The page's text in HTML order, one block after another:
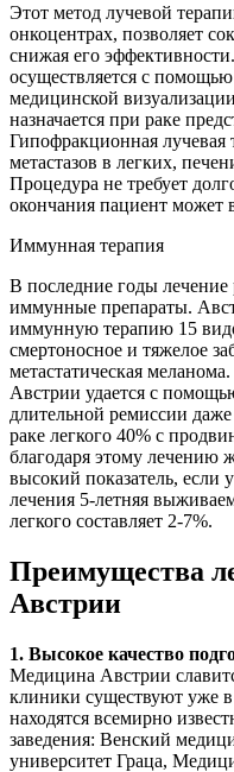
Этот метод лучевой
онкоцентрах, позволяет
снижая его
осуществляется с
медицинской
назначается при раке
Гипофракционная лучевая
метастазов в легких,
Процедура не требует
окончания пациент может
Иммунная терапия
В последние годы
иммунные препараты.
иммунную терапию 15
смертоносное и тяжелое
метастатическая
Австрии удается с
длительной ремиссии
раке легкого 40% с
благодаря этому лечению
высокий показатель, если
лечения 5-летняя
легкого составляет 2-7%.
Преимущества
Австрии
1. Высокое качество
Медицина Австрии
клиники существуют уже в
находятся всемирно
заведения: Венский
университет Граца,